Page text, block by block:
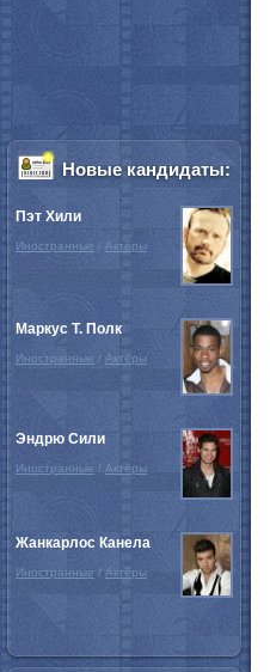
Новые кандидаты:
Пэт Хили
Иностранные / Актёры
Маркус Т. Полк
Иностранные / Актёры
Эндрю Сили
Иностранные / Актёры
Жанкарлос Канела
Иностранные / Актёры